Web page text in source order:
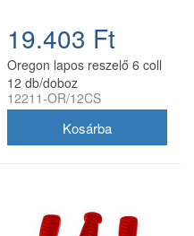
19.403 Ft
Oregon lapos reszelő 6 coll
12 db/doboz
12211-OR/12CS